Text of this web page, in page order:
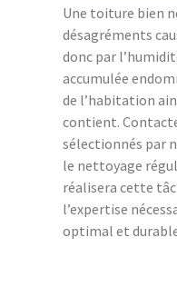
Une toiture bien
désagréments
donc par
accumulée
de l’habitation
contient.
sélectionnés par
le nettoyage
réalisera cette
l’expertise
optimal et